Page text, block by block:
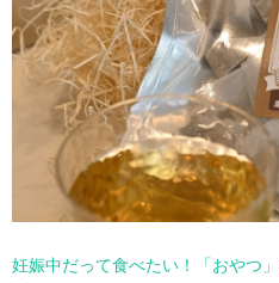
妊娠中だって食べたい！「おやつ